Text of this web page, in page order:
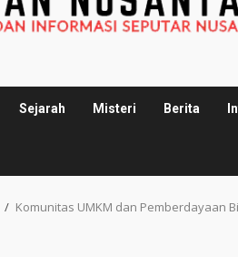
Sejarah Misteri Berita
Komunitas UMKM dan Pemberdayaan